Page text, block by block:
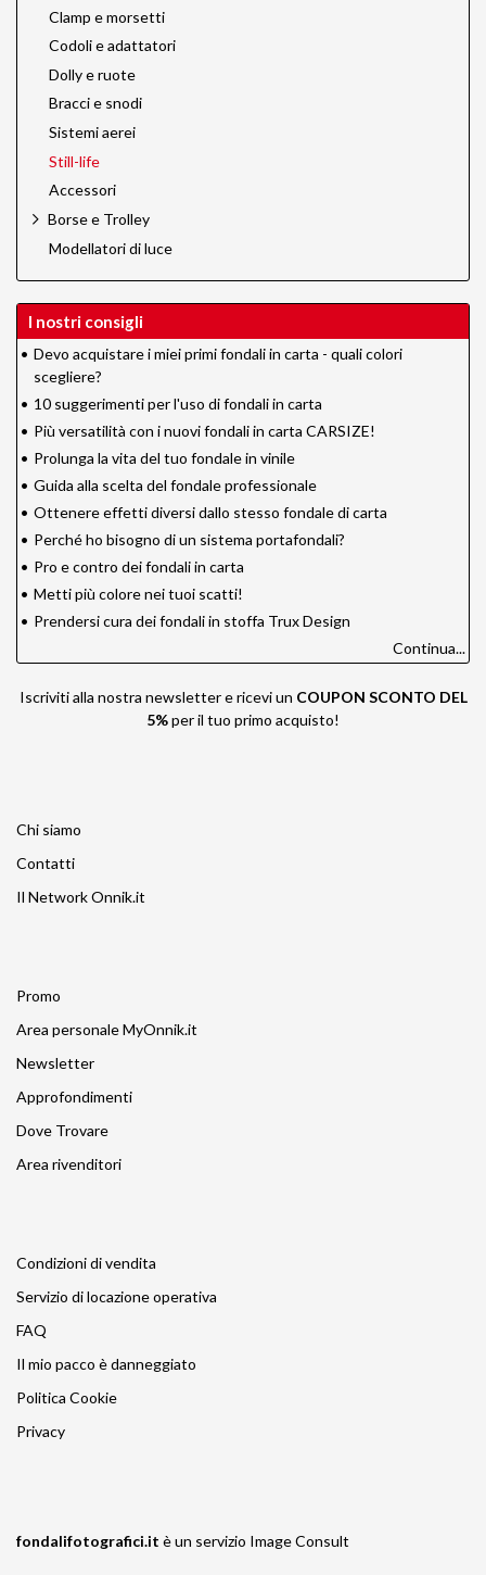
Clamp e morsetti
Codoli e adattatori
Dolly e ruote
Bracci e snodi
Sistemi aerei
Still-life
Accessori
Borse e Trolley
Modellatori di luce
I nostri consigli
• Devo acquistare i miei primi fondali in carta - quali colori
scegliere?
• 10 suggerimenti per l'uso di fondali in carta
• Più versatilità con i nuovi fondali in carta CARSIZE!
• Prolunga la vita del tuo fondale in vinile
• Guida alla scelta del fondale professionale
• Ottenere effetti diversi dallo stesso fondale di carta
• Perché ho bisogno di un sistema portafondali?
• Pro e contro dei fondali in carta
• Metti più colore nei tuoi scatti!
• Prendersi cura dei fondali in stoffa Trux Design
Continua...
Iscriviti alla nostra newsletter e ricevi un COUPON SCONTO DEL
5%per il tuo primo acquisto!
Chi siamo
Contatti
Il Network Onnik.it
Promo
Area personale MyOnnik.it
Newsletter
Approfondimenti
Dove Trovare
Area rivenditori
Condizioni di vendita
Servizio di locazione operativa
FAQ
Il mio pacco è danneggiato
Politica Cookie
Privacy
fondalifotografici.it è un servizio Image Consult